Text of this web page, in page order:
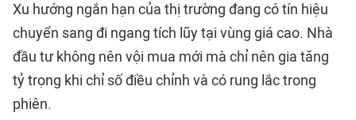
Xu hướng ngắn hạn của thị trường đang có tín hiệu
chuyển sang đi ngang tích lũy tại vùng giá cao. Nhà
đầu tư không nên vội mua mới mà chỉ nên gia tăng
tỷ trọng khi chỉ số điều chỉnh và có rung lắc trong
phiên.